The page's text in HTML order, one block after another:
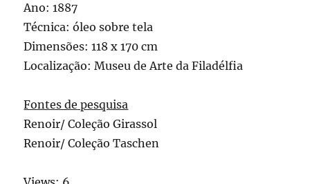
Ano: 1887
Técnica: óleo sobre tela
Dimensões: 118 x 170 cm
Localização: Museu de Arte da Filadélfia
Fontes de pesquisa
Renoir/ Coleção Girassol
Renoir/ Coleção Taschen